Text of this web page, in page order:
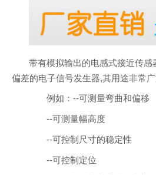
带有模拟输出的电感式接近传感
偏差的电子信号发生器,其用途非常广
例如：--可测量弯曲和偏移
--可测量幅高度
--可控制尺寸的稳定性
--可控制定位